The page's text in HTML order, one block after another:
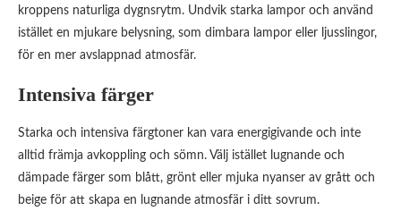
kroppens naturliga dygnsrytm. Undvik starka lampor och använd
istället en mjukare belysning, som dimbara lampor eller ljusslingor,
för en mer avslappnad atmosfär.
Intensiva färger
Starka och intensiva färgtoner kan vara energigivande och inte
alltid främja avkoppling och sömn. Välj istället lugnande och
dämpade färger som blått, grönt eller mjuka nyanser av grått och
beige för att skapa en lugnande atmosfär i ditt sovrum.